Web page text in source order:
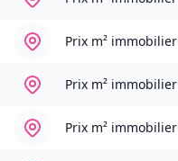
Prix m² immobilier
Prix m² immobilier
Prix m² immobilier